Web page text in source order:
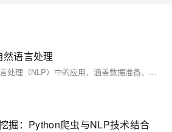
语言处理
本文介绍Pandas在自然语言处理（NLP）中的应用，涵盖数据准备、文本预处理、分词、去除停用词等常见任务，并通过代码示例详细解释。同时，针对常见的报错如`MemoryError`、`ValueError`和`KeyError`提供了解决方案。适合初学者逐步掌握Pandas与NLP结合的技巧。
掘：Python爬虫与NLP技术结合